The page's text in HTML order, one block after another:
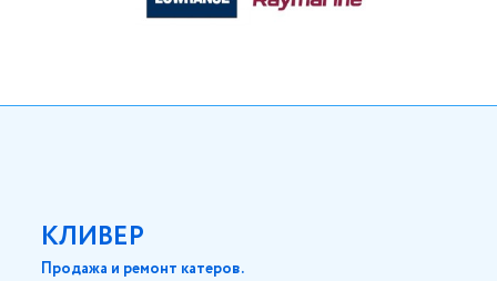
КЛИВЕР
Продажа и ремонт катеров.